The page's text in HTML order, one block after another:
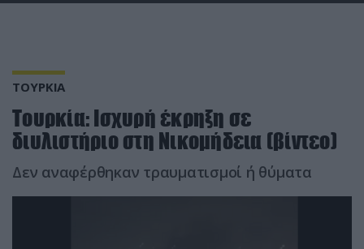
ΤΟΥΡΚΙΑ
Τουρκία: Ισχυρή έκρηξη σε
διυλιστήριο στη Νικομήδεια (βίντεο)
Δεν αναφέρθηκαν τραυματισμοί ή θύματα